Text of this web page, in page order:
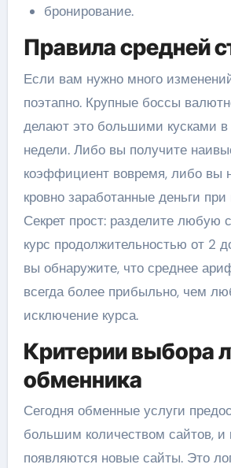
бронирование.
Правила средней
Если вам нужно много
поэтапно. Крупные боссы
делают это большими кусками в
недели. Либо вы получите
коэффициент вовремя, либо вы
кровно заработанные деньги
Секрет прост: разделите
курс продолжительностью от 2
вы обнаружите, что среднее
всегда более прибыльно, чем
исключение курса.
Критерии выбора
обменника
Сегодня обменные услуги
большим количеством сайтов, и
появляются новые сайты. Это